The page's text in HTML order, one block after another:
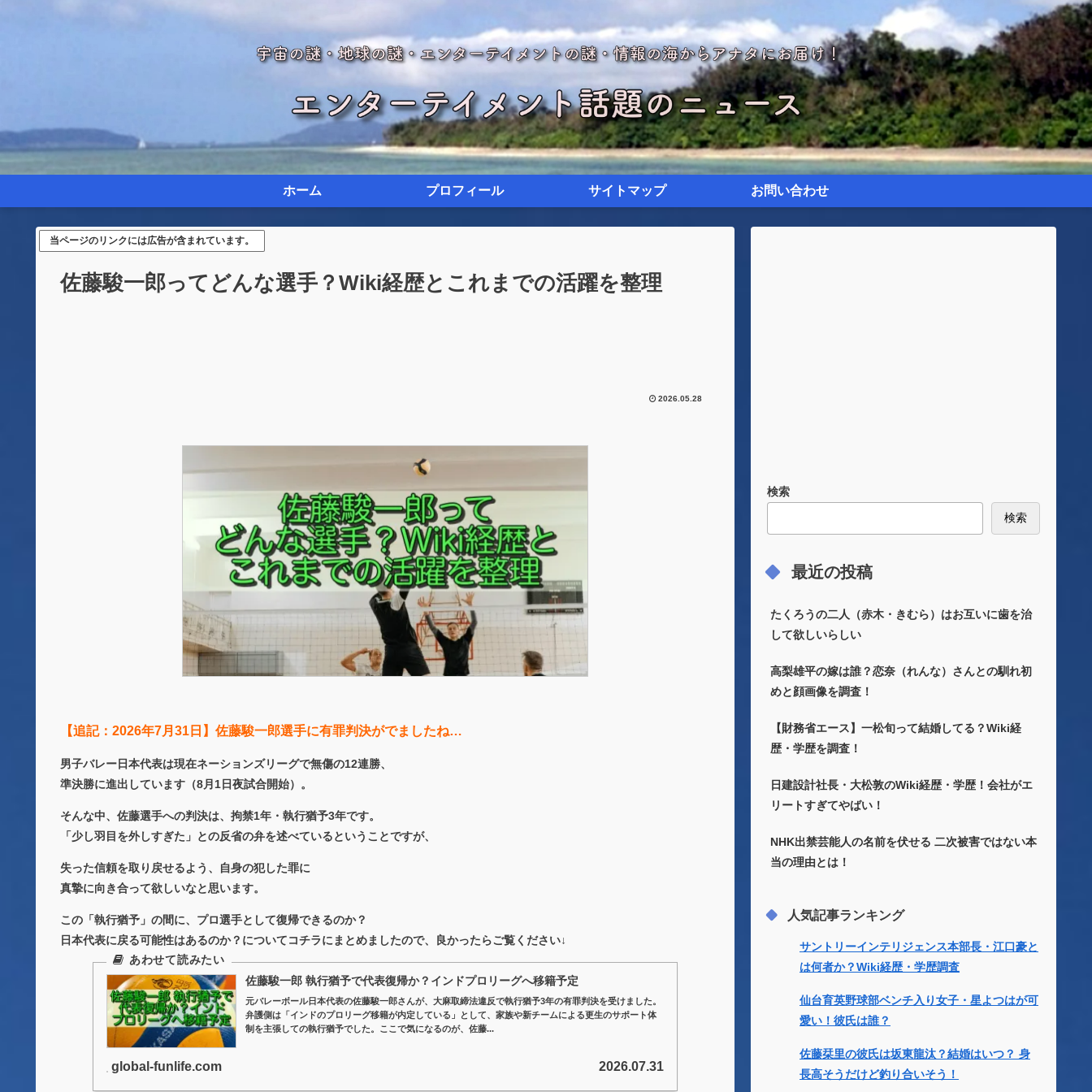
ホーム プロフィール サイトマップ お問い合わせ
当ページのリンクには広告が含まれています。
佐藤駿一郎ってどんな選手？Wiki経歴とこれまでの活躍を整理
2026.05.28
【追記：2026年7月31日】佐藤駿一郎選手に有罪判決がでましたね…
男子バレー日本代表は現在ネーションズリーグで無傷の12連勝、
準決勝に進出しています（8月1日夜試合開始）。
そんな中、佐藤選手への判決は、拘禁1年・執行猶予3年です。
「少し羽目を外しすぎた」との反省の弁を述べているということですが、
失った信頼を取り戻せるよう、自身の犯した罪に
真摯に向き合って欲しいなと思います。
この「執行猶予」の間に、プロ選手として復帰できるのか？
日本代表に戻る可能性はあるのか？についてコチラにまとめましたので、良かったらご覧ください↓
佐藤駿一郎 執行猶予で代表復帰か？インドプロリーグへ移籍予定
元バレーボール日本代表の佐藤駿一郎さんが、大麻取締法違反で執行猶予3年の有罪判決を受けました。
弁護側は「インドのプロリーグ移籍が内定している」として、家族や新チームによる更生のサポート体
制を主張しての執行猶予でした。ここで気になるのが、佐藤...
global-funlife.com 2026.07.31
検索
検索
最近の投稿
たくろうの二人（赤木・きむら）はお互いに歯を治
して欲しいらしい
高梨雄平の嫁は誰？恋奈（れんな）さんとの馴れ初
めと顔画像を調査！
【財務省エース】一松旬って結婚してる？Wiki経
歴・学歴を調査！
日建設計社長・大松敦のWiki経歴・学歴！会社がエ
リートすぎてやばい！
NHK出禁芸能人の名前を伏せる 二次被害ではない本
当の理由とは！
人気記事ランキング
サントリーインテリジェンス本部長・江口豪と
は何者か？Wiki経歴・学歴調査
仙台育英野球部ベンチ入り女子・星よつはが可
愛い！彼氏は誰？
佐藤栞里の彼氏は坂東龍汰？結婚はいつ？ 身
長高そうだけど釣り合いそう！